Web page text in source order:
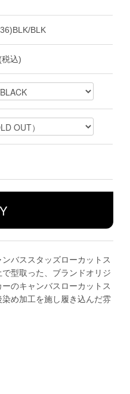
BLK
込)
バススタッズローカットス
型取った、ブランドオリジ
のキャンバスローカットス
め加工を施し履き込んだ雰